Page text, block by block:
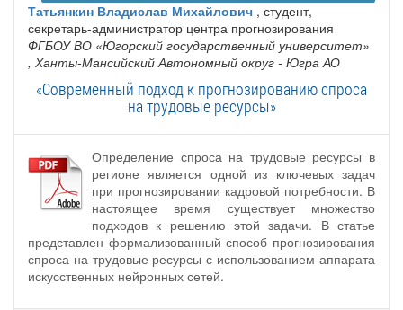
Татьянкин Владислав Михайлович , студент,
секретарь-администратор центра прогнозирования
ФГБОУ ВО «Югорский государственный университет»
, Ханты-Мансийский Автономный округ - Югра АО
«Современный подход к прогнозированию спроса
на трудовые ресурсы»
Определение спроса на трудовые ресурсы в
регионе является одной из ключевых задач
при прогнозировании кадровой потребности. В
настоящее время существует множество
подходов к решению этой задачи. В статье
представлен формализованный способ прогнозирования
спроса на трудовые ресурсы с использованием аппарата
искусственных нейронных сетей.